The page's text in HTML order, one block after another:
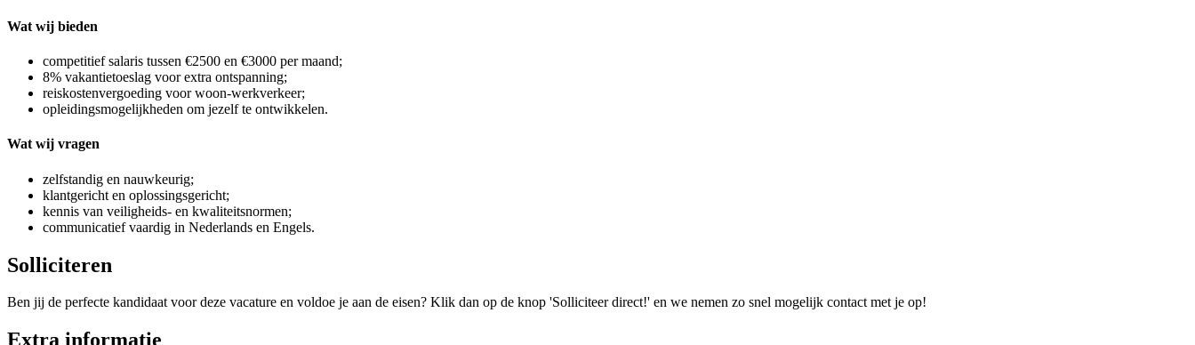
Wat wij bieden
competitief salaris tussen €2500 en €3000 per maand;
8% vakantietoeslag voor extra ontspanning;
reiskostenvergoeding voor woon-werkverkeer;
opleidingsmogelijkheden om jezelf te ontwikkelen.
Wat wij vragen
zelfstandig en nauwkeurig;
klantgericht en oplossingsgericht;
kennis van veiligheids- en kwaliteitsnormen;
communicatief vaardig in Nederlands en Engels.
Solliciteren
Ben jij de perfecte kandidaat voor deze vacature en voldoe je aan de eisen? Klik dan op de knop 'Solliciteer direct!' en we nemen zo snel mogelijk contact met je op!
Extra informatie